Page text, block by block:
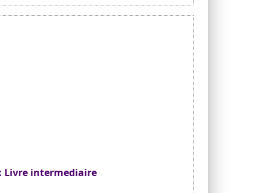
Livre intermediaire